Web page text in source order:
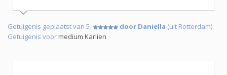
Getuigenis geplaatst van 5 door Daniella (uit Rotterdam)
Getuigenis voormedium Karlien